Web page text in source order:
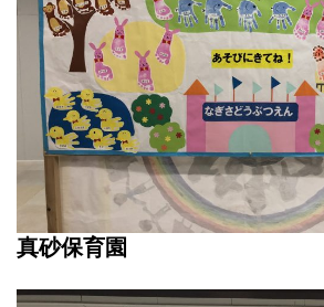
真砂保育園